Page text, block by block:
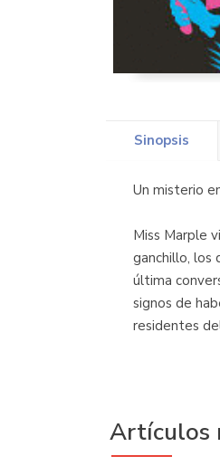
Sinopsis
Un misterio
Miss Marple
ganchillo, los
última
signos de
residentes
Artículos